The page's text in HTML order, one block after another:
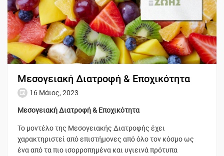
Μεσογειακή Διατροφή & Εποχικότητα
16 Μάιος, 2023
Μεσογειακή Διατροφή & Εποχικότητα
Το μοντέλο της Μεσογειακής Διατροφής έχει
χαρακτηριστεί από επιστήμονες από όλο τον κόσμο ως
ένα από τα πιο ισορροπημένα και υγιεινά πρότυπα